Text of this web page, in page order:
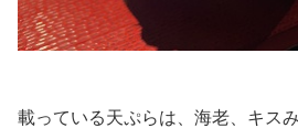
載っている天ぷらは、海老、キス